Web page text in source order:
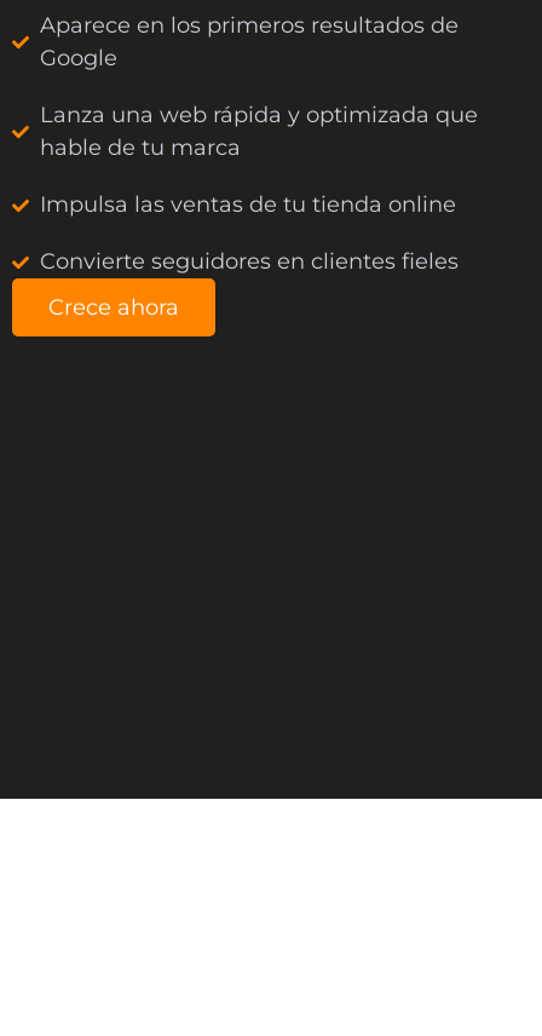
Aparece en los primeros resultados de
Google
Lanza una web rápida y optimizada que
hable de tu marca
Impulsa las ventas de tu tienda online
Convierte seguidores en clientes fieles
Crece ahora